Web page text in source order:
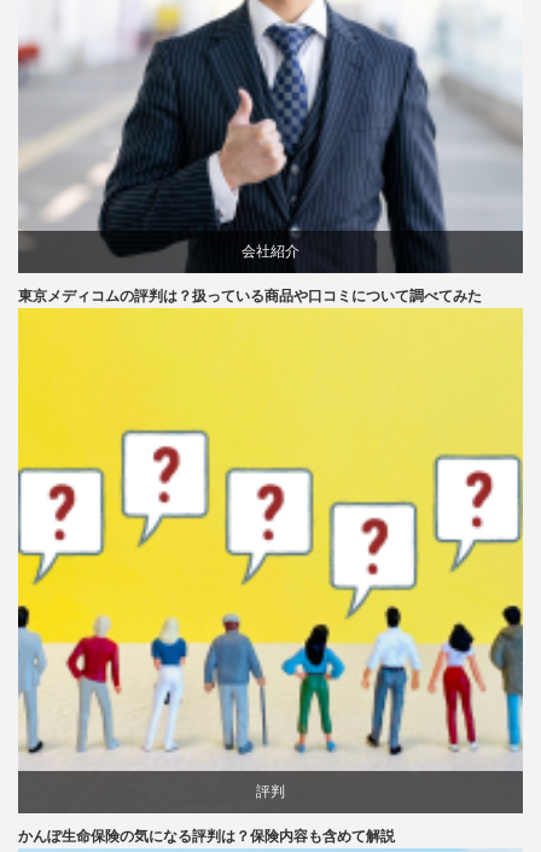
会社紹介
口コミ
東京メディコムの評判は？扱っている商品や口コミについて調べてみた
評判
かんぽ生命保険の気になる評判は？保険内容も含めて解説